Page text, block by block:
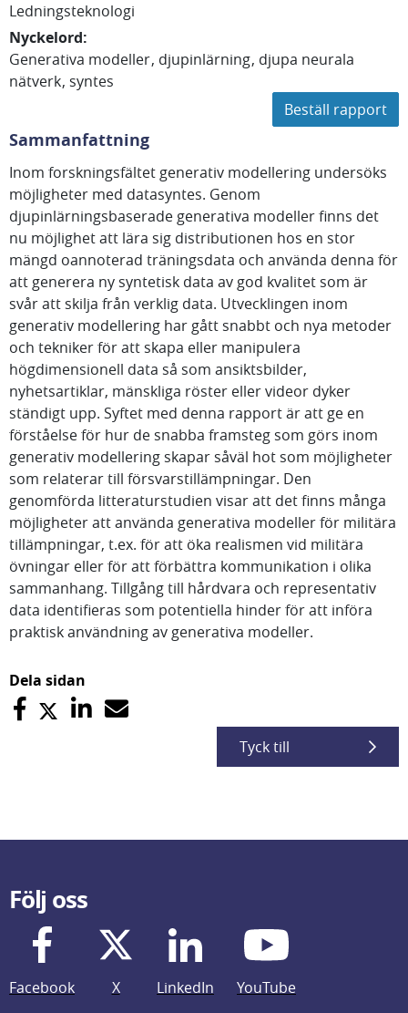
Ledningsteknologi
Nyckelord:
Generativa modeller djupinlärning djupa neurala
nätverk syntes
Beställ rapport
Sammanfattning
Inom forskningsfältet generativ modellering undersöks
möjligheter med datasyntes. Genom
djupinlärningsbaserade generativa modeller finns det
nu möjlighet att lära sig distributionen hos en stor
mängd oannoterad träningsdata och använda denna för
att generera ny syntetisk data av god kvalitet som är
svår att skilja från verklig data. Utvecklingen inom
generativ modellering har gått snabbt och nya metoder
och tekniker för att skapa eller manipulera
högdimensionell data så som ansiktsbilder,
nyhetsartiklar, mänskliga röster eller videor dyker
ständigt upp. Syftet med denna rapport är att ge en
förståelse för hur de snabba framsteg som görs inom
generativ modellering skapar såväl hot som möjligheter
som relaterar till försvarstillämpningar. Den
genomförda litteraturstudien visar att det finns många
möjligheter att använda generativa modeller för militära
tillämpningar, t.ex. för att öka realismen vid militära
övningar eller för att förbättra kommunikation i olika
sammanhang. Tillgång till hårdvara och representativ
data identifieras som potentiella hinder för att införa
praktisk användning av generativa modeller.
Dela sidan
Tyck till
Följ oss
Facebook X LinkedIn
YouTube